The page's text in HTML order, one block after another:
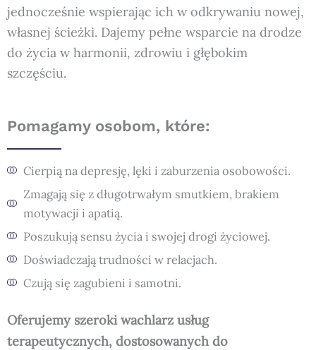
jednocześnie wspierając ich w odkrywaniu nowej,
własnej ścieżki. Dajemy pełne wsparcie na drodze
do życia w harmonii, zdrowiu i głębokim
szczęściu.
Pomagamy osobom, które:
Cierpią na depresję, lęki i zaburzenia osobowości.
Zmagają się z długotrwałym smutkiem, brakiem
motywacji i apatią.
Poszukują sensu życia i swojej drogi życiowej.
Doświadczają trudności w relacjach.
Czują się zagubieni i samotni.
Oferujemy szeroki wachlarz usług
terapeutycznych, dostosowanych do